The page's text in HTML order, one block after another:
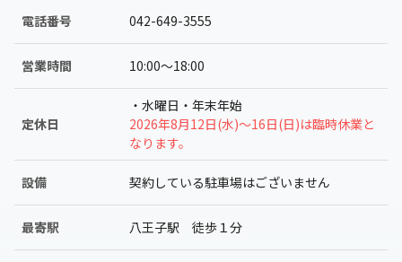
電話番号 042-649-3555
営業時間 10:00〜18:00
定休日
・水曜日・年末年始
2026年8月12日(水)～16日(日)は臨時休業と
なります。
設備 契約している駐車場はございません
最寄駅 八王子駅 徒歩１分